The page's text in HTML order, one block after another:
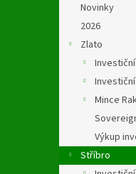
Novinky
2026
Zlato
Mince
Výkup
Stříbro